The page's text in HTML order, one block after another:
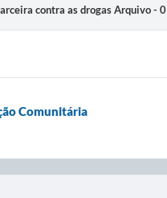
contra as drogas Arquivo - 0
Comunitária